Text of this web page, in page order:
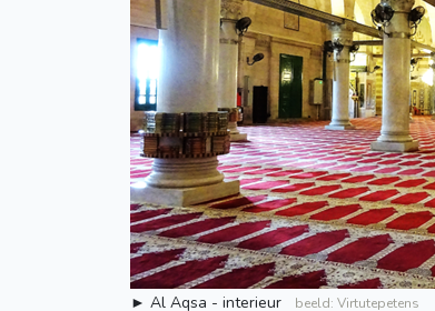
► Al Aqsa - interieur beeld: Virtutepetens